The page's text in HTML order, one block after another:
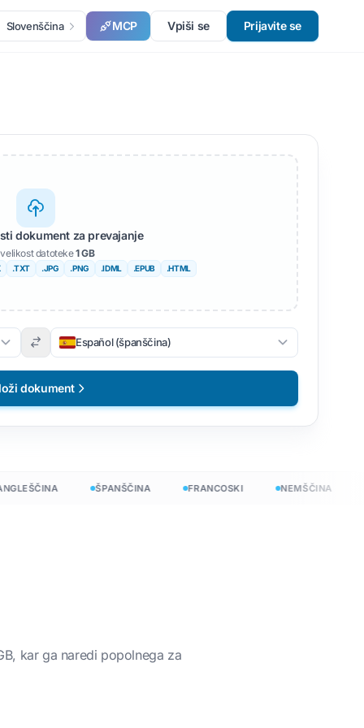
Slovenščina MCP Vpiši se Prijavite se
dokument za prevajanje
datoteke1 GB
.TXT .JPG .PNG .IDML .EPUB .HTML
Español (španščina)
dokument
ŠPANŠČINA FRANCOSKI NEMŠČINA
kar ga naredi popolnega za